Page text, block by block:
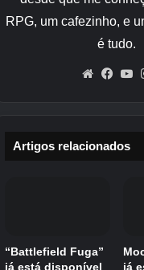
ataque de carga
retornará à
Encantamento
Estocada. Com
nível de